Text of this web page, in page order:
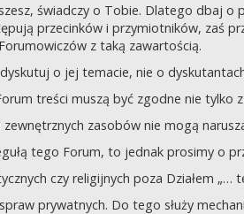
świadczy o Tobie. Dlatego dbaj
przecinków i przymiotników, zaś
z taką zawartością.
o jej temacie, nie o
treści muszą być zgodne nie tylko
zewnętrznych zasobów nie mogą
tego Forum, to jednak prosimy o
czy religijnych poza Działem
prywatnych. Do tego służy